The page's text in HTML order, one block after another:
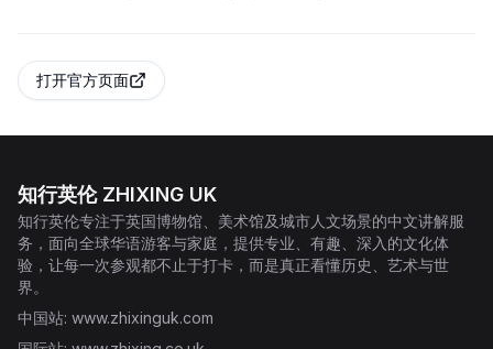
打开官方页面
知行英伦 ZHIXING UK
知行英伦专注于英国博物馆、美术馆及城市人文场景的中文讲解服
务，面向全球华语游客与家庭，提供专业、有趣、深入的文化体
验，让每一次参观都不止于打卡，而是真正看懂历史、艺术与世
界。
中国站: www.zhixinguk.com